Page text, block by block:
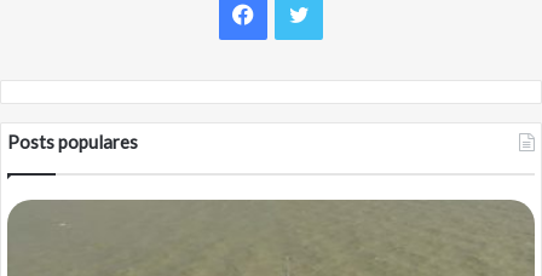
Facebook
Twitter
Posts populares